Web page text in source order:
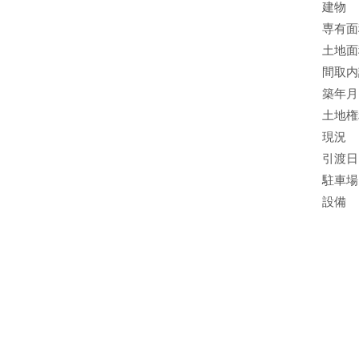
建物
専有⾯
土地面
間取内
築年
土地権
現況
引渡
駐⾞
設備